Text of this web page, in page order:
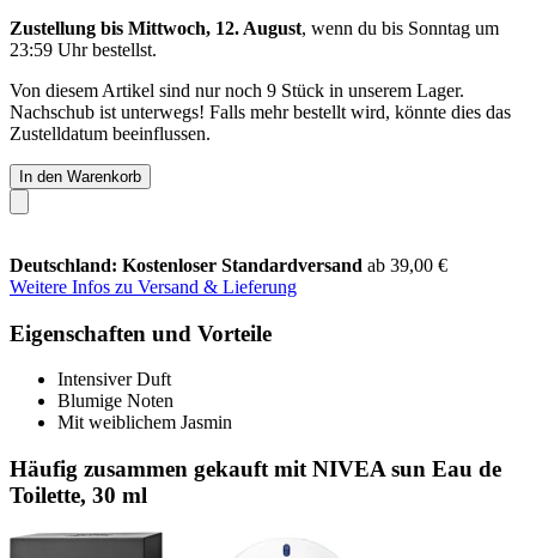
Zustellung bis Mittwoch, 12. August, wenn du bis Sonntag um
23:59 Uhrbestellst.
Von diesem Artikel sind nur noch 9 Stück in unserem Lager.
Nachschub ist unterwegs! Falls mehr bestellt wird, könnte dies das
Zustelldatum beeinflussen.
In den Warenkorb
Deutschland: Kostenloser Standardversand ab 39,00 €
Weitere Infos zu Versand & Lieferung
Eigenschaften und Vorteile
Intensiver Duft
Blumige Noten
Mit weiblichem Jasmin
Häufig zusammen gekauft mit NIVEA sun Eau de
Toilette, 30 ml